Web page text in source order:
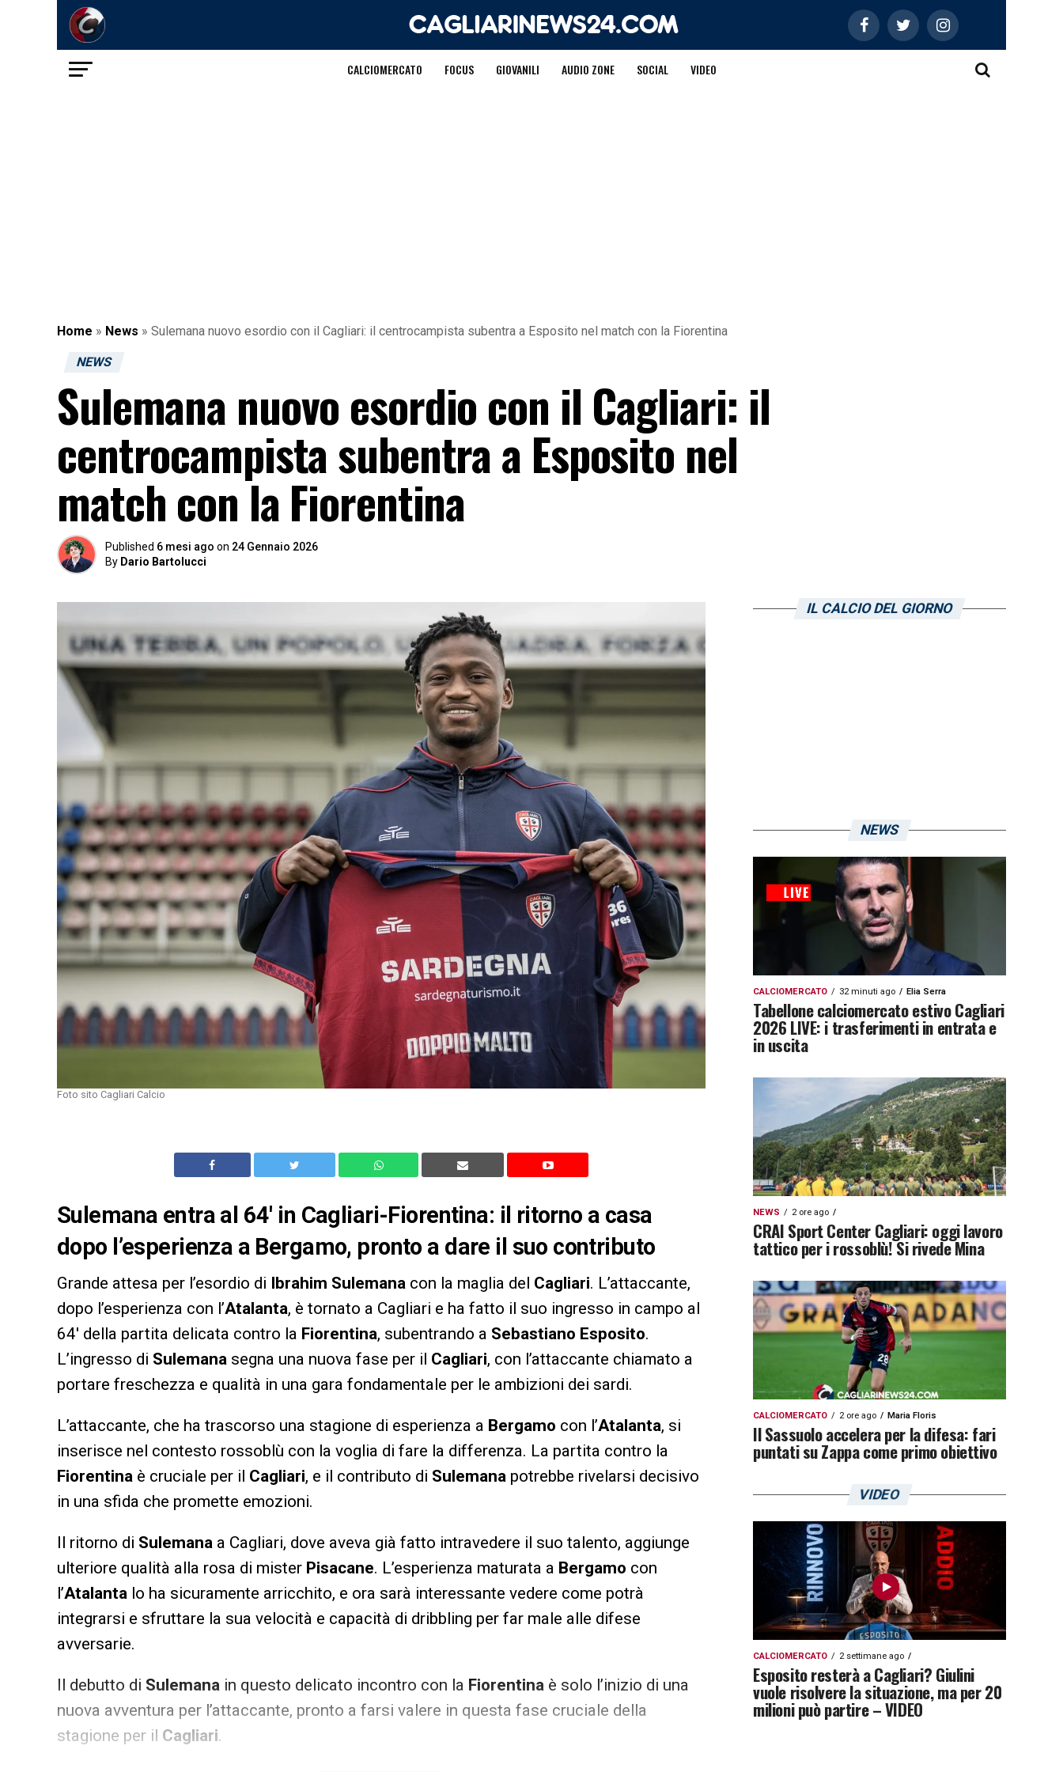
CALCIOMERCATO FOCUS GIOVANILI AUDIO ZONE SOCIAL VIDEO
Home » News » Sulemana nuovo esordio con il Cagliari: il centrocampista subentra a Esposito nel match con la Fiorentina
NEWS
Sulemana nuovo esordio con il Cagliari: il
centrocampista subentra a Esposito nel
match con la Fiorentina
Published 6 mesi ago on 24 Gennaio 2026
By Dario Bartolucci
Foto sito Cagliari Calcio
Sulemana entra al 64′ in Cagliari-Fiorentina: il ritorno a casa
dopo l’esperienza a Bergamo, pronto a dare il suo contributo
Grande attesa per l’esordio di Ibrahim Sulemana con la maglia del Cagliari. L’attaccante,
dopo l’esperienza con l’Atalanta, è tornato a Cagliari e ha fatto il suo ingresso in campo al
64′ della partita delicata contro la Fiorentina, subentrando a Sebastiano Esposito.
L’ingresso di Sulemana segna una nuova fase per il Cagliari, con l’attaccante chiamato a
portare freschezza e qualità in una gara fondamentale per le ambizioni dei sardi.
L’attaccante, che ha trascorso una stagione di esperienza a Bergamo con l’Atalanta, si
inserisce nel contesto rossoblù con la voglia di fare la differenza. La partita contro la
Fiorentina è cruciale per il Cagliari, e il contributo di Sulemana potrebbe rivelarsi decisivo
in una sfida che promette emozioni.
Il ritorno di Sulemana a Cagliari, dove aveva già fatto intravedere il suo talento, aggiunge
ulteriore qualità alla rosa di mister Pisacane. L’esperienza maturata a Bergamo con
l’Atalanta lo ha sicuramente arricchito, e ora sarà interessante vedere come potrà
integrarsi e sfruttare la sua velocità e capacità di dribbling per far male alle difese
avversarie.
Il debutto di Sulemana in questo delicato incontro con la Fiorentina è solo l’inizio di una
nuova avventura per l’attaccante, pronto a farsi valere in questa fase cruciale della
stagione per il Cagliari.
IL CALCIO DEL GIORNO
NEWS
CALCIOMERCATO 32 minuti ago Elia Serra
Tabellone calciomercato estivo Cagliari
2026 LIVE: i trasferimenti in entrata e
in uscita
NEWS 2 ore ago
CRAI Sport Center Cagliari: oggi lavoro
tattico per i rossoblù! Si rivede Mina
CALCIOMERCATO 2 ore ago Maria Floris
Il Sassuolo accelera per la difesa: fari
puntati su Zappa come primo obiettivo
VIDEO
CALCIOMERCATO 2 settimane ago
Esposito resterà a Cagliari? Giulini
vuole risolvere la situazione, ma per 20
milioni può partire – VIDEO